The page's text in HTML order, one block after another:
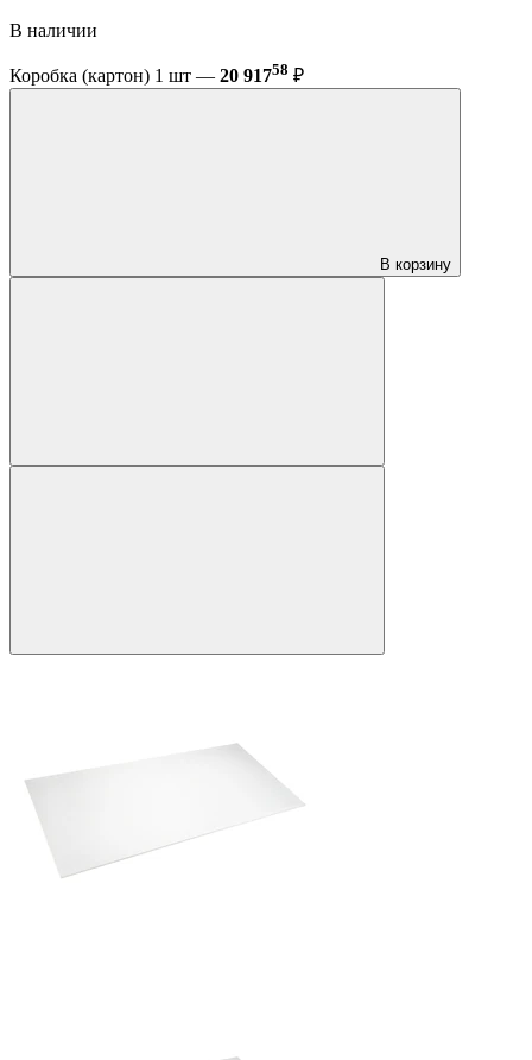
В наличии
Коробка (картон) 1 шт — 20 91758 ₽
В корзину